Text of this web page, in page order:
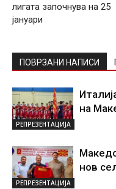
лигата започнува на 25
јануари
ПОВРЗАНИ НАПИСИ
РЕПРЕЗЕНТАЦИЈА
на
РЕПРЕЗЕНТАЦИЈА
нов